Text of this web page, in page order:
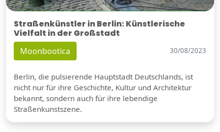
Straßenkünstler in Berlin: Künstlerische
Vielfalt in der Großstadt
Moonbootica 30/08/2023
Berlin, die pulsierende Hauptstadt Deutschlands, ist
nicht nur für ihre Geschichte, Kultur und Architektur
bekannt, sondern auch für ihre lebendige
Straßenkunstszene.